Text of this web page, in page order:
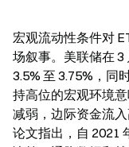
宏观流动性条件对
场叙事。美联储在
3.5% 至 3.75%，同
持高位的宏观环境
减弱，边际资金流
论文指出，自 2021